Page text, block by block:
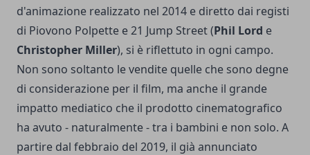
d'animazione realizzato nel 2014 e diretto dai registi
di Piovono Polpette e 21 Jump Street (Phil Lord e
Christopher Miller), si è riflettuto in ogni campo.
Non sono soltanto le vendite quelle che sono degne
di considerazione per il film, ma anche il grande
impatto mediatico che il prodotto cinematografico
ha avuto - naturalmente - tra i bambini e non solo. A
partire dal febbraio del 2019, il già annunciato